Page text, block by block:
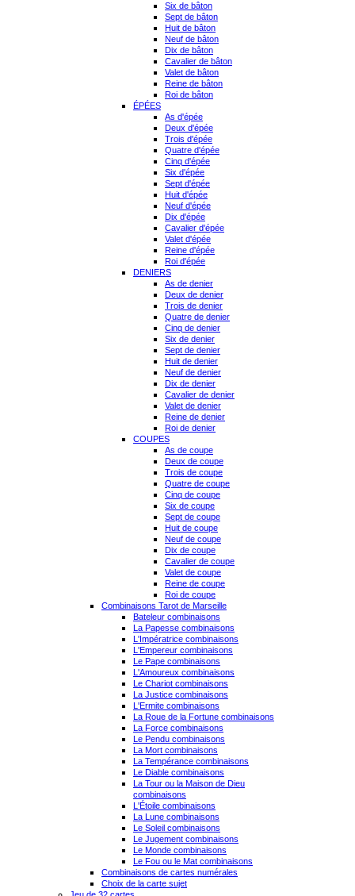
Six de bâton
Sept de bâton
Huit de bâton
Neuf de bâton
Dix de bâton
Cavalier de bâton
Valet de bâton
Reine de bâton
Roi de bâton
ÉPÉES
As d'épée
Deux d'épée
Trois d'épée
Quatre d'épée
Cinq d'épée
Six d'épée
Sept d'épée
Huit d'épée
Neuf d'épée
Dix d'épée
Cavalier d'épée
Valet d'épée
Reine d'épée
Roi d'épée
DENIERS
As de denier
Deux de denier
Trois de denier
Quatre de denier
Cinq de denier
Six de denier
Sept de denier
Huit de denier
Neuf de denier
Dix de denier
Cavalier de denier
Valet de denier
Reine de denier
Roi de denier
COUPES
As de coupe
Deux de coupe
Trois de coupe
Quatre de coupe
Cinq de coupe
Six de coupe
Sept de coupe
Huit de coupe
Neuf de coupe
Dix de coupe
Cavalier de coupe
Valet de coupe
Reine de coupe
Roi de coupe
Combinaisons Tarot de Marseille
Bateleur combinaisons
La Papesse combinaisons
L'Impératrice combinaisons
L'Empereur combinaisons
Le Pape combinaisons
L'Amoureux combinaisons
Le Chariot combinaisons
La Justice combinaisons
L'Ermite combinaisons
La Roue de la Fortune combinaisons
La Force combinaisons
Le Pendu combinaisons
La Mort combinaisons
La Tempérance combinaisons
Le Diable combinaisons
La Tour ou la Maison de Dieu
combinaisons
L'Étoile combinaisons
La Lune combinaisons
Le Soleil combinaisons
Le Jugement combinaisons
Le Monde combinaisons
Le Fou ou le Mat combinaisons
Combinaisons de cartes numérales
Choix de la carte sujet